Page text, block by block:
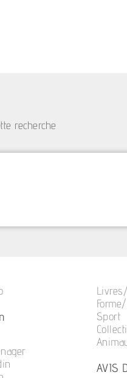
recherche
Sport
AVIS